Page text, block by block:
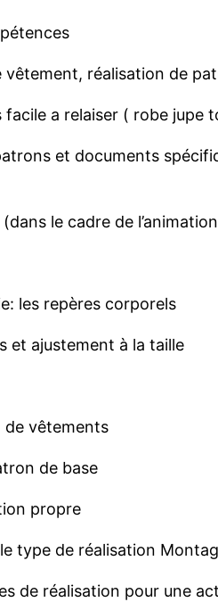
vêtement, réalisation de
facile a relaiser ( robe jupe
et documents
le cadre de l’animation
: les repères corporels
et ajustement à la taille
de vêtements
de base
propre
le type de réalisation
de réalisation pour une